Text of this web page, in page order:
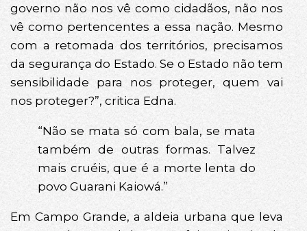
governo não nos vê como cidadãos, não nos
vê como pertencentes a essa nação. Mesmo
com a retomada dos territórios, precisamos
da segurança do Estado. Se o Estado não tem
sensibilidade para nos proteger, quem vai
nos proteger?”, critica Edna.
“Não se mata só com bala, se mata
também de outras formas. Talvez
mais cruéis, que é a morte lenta do
povo Guarani Kaiowá.”
Em Campo Grande, a aldeia urbana que leva